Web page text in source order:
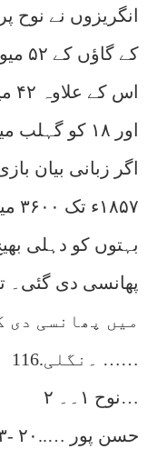
انگریزوں نے نوح
کے
اور ۱۸ کو گہلب میں پھانسی پر لٹکایا گیا۔( ۲۸ )
بہتوں کو دہلی
میں پھانسی دی
1۔نگلی.16 ……
۲ نوح ١۔۔…
-۳- حسن پور …..۲۰